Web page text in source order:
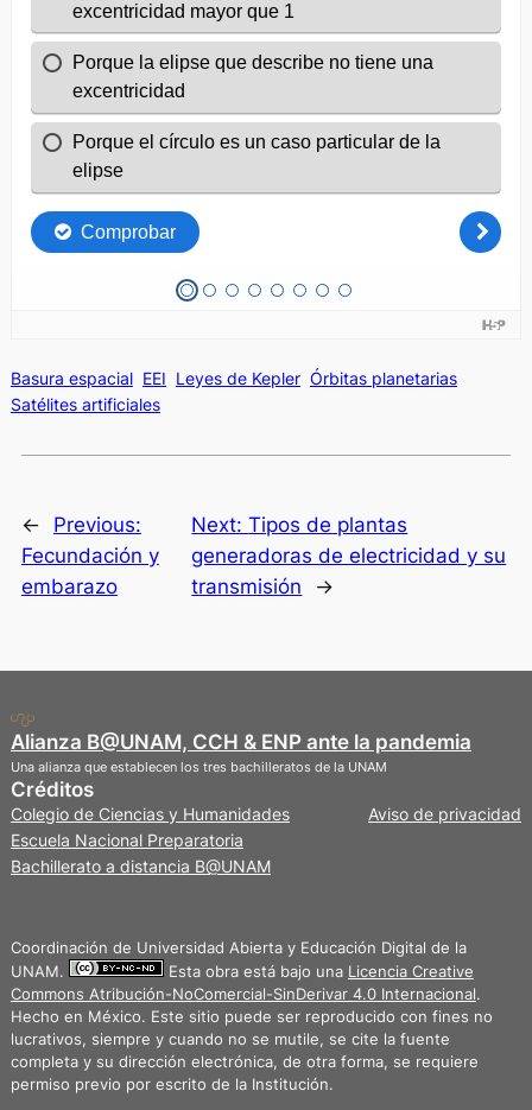
Basura espacial EEI Leyes de Kepler Órbitas planetarias
Satélites artificiales
←
Previous:
Fecundación y
embarazo
Next:Tipos de plantas
generadoras de electricidad y su
transmisión
→
Alianza B@UNAM, CCH & ENP ante la pandemia
Una alianza que establecen los tres bachilleratos de la UNAM
Créditos
Colegio de Ciencias y Humanidades
Escuela Nacional Preparatoria
Bachillerato a distancia B@UNAM
Aviso de privacidad
Coordinación de Universidad Abierta y Educación Digital de la
UNAM.
Esta obra está bajo una Licencia Creative
Commons Atribución-NoComercial-SinDerivar 4.0 Internacional.
Hecho en México. Este sitio puede ser reproducido con fines no
lucrativos, siempre y cuando no se mutile, se cite la fuente
completa y su dirección electrónica, de otra forma, se requiere
permiso previo por escrito de la Institución.